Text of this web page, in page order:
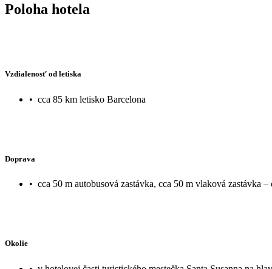
Poloha hotela
Vzdialenosť od letiska
• cca 85 km letisko Barcelona
Doprava
• cca 50 m autobusová zastávka, cca 50 m vlaková zastávka
Okolie